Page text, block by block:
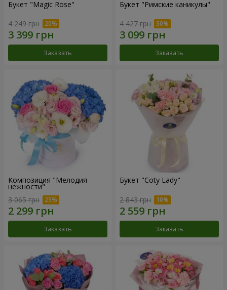
Букет "Magic Rose"
4 249 грн
Заказать
Букет "Римские каникулы"
4 427 грн
Заказать
Композиция "Мелодия
нежности"
3 065 грн
Заказать
Букет "Coty Lady"
2 843 грн
Заказать